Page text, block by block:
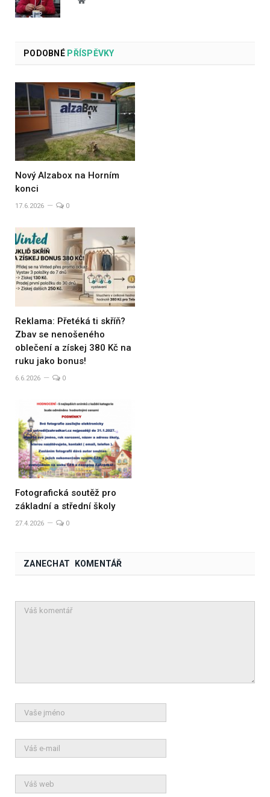
PODOBNÉPŘÍSPĚVKY
Nový Alzabox na Horním
konci
17.6.2026 0
Reklama: Přetéká ti skříň?
Zbav se nenošeného
oblečení a získej 380 Kč na
ruku jako bonus!
6.6.2026 0
Fotografická soutěž pro
základní a střední školy
27.4.2026 0
ZANECHAT KOMENTÁŘ